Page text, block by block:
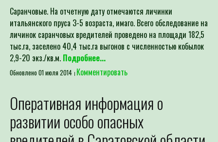
Саранчовые. На отчетную дату отмечаются личинки
итальянского пруса 3-5 возраста, имаго. Всего обследование на
личинок саранчовых вредителей проведено на площади 182,5
тыс.га, заселено 40,4 тыс.га выгонов с численностью кобылок
2,9-20 экз./кв.м. Подробнее...
Обновлено 01 июля 2014 Комментировать
Оперативная информация о
развитии особо опасных
вредителей в Саратовской области